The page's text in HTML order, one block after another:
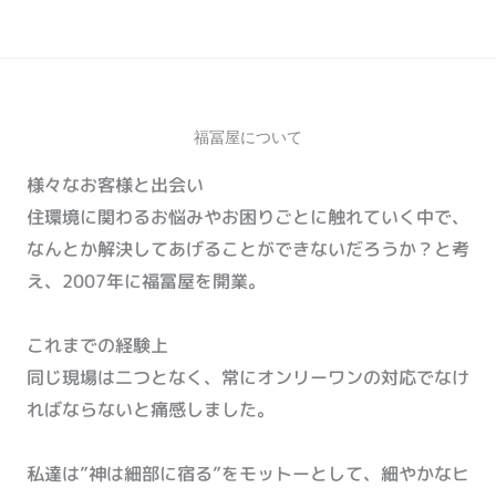
福冨屋について
様々なお客様と出会い
住環境に関わるお悩みやお困りごとに触れていく中で、
なんとか解決してあげることができないだろうか？と考
え、2007年に福冨屋を開業。
これまでの経験上
同じ現場は二つとなく、常にオンリーワンの対応でなけ
ればならないと痛感しました。
私達は”神は細部に宿る”をモットーとして、細やかなヒ